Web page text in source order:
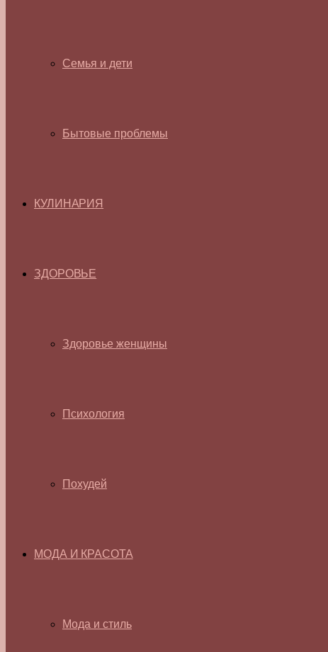
Семья и дети
Бытовые проблемы
КУЛИНАРИЯ
ЗДОРОВЬЕ
Здоровье женщины
Психология
Похудей
МОДА И КРАСОТА
Мода и стиль